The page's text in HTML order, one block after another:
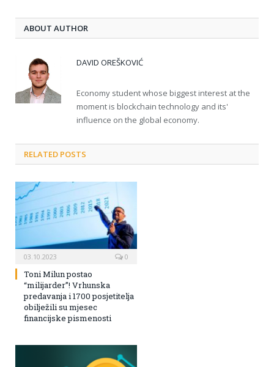
ABOUT AUTHOR
DAVID OREŠKOVIĆ
Economy student whose biggest interest at the
moment is blockchain technology and its'
influence on the global economy.
RELATED POSTS
03.10.2023 0
Toni Milun postao
“milijarder”! Vrhunska
predavanja i 1700 posjetitelja
obilježili su mjesec
financijske pismenosti